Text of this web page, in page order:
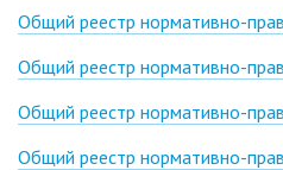
Общий реестр нормативно-
Общий реестр нормативно-
Общий реестр нормативно-
Общий реестр нормативно-